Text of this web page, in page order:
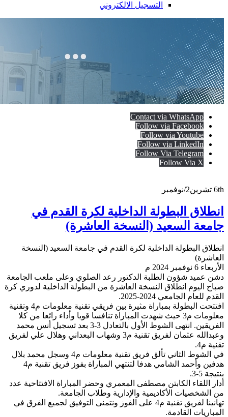
التسجيل الالكتروني
Contact via WhatsApp
Follow via Facebook
Follow via Youtube
Follow via LinkedIn
Follow Via Telegram
Follow Via X
6th تشرين2/نوفمبر
انطلاق البطولة الداخلية لكرة القدم في
جامعة السعيد (النسخة العاشرة)
انطلاق البطولة الداخلية لكرة القدم في جامعة السعيد (النسخة
العاشرة)
الأربعاء 6 نوفمبر 2024 م
دشن عميد شؤون الطلبة الدكتور رعد الصلوي وعلى ملعب الجامعة
صباح اليوم انطلاق النسخة العاشرة من البطولة الداخلية لدوري كرة
القدم للعام الجامعي 2024-2025.
افتتحت البطولة بمباراة مثيرة بين فريقي تقنية معلومات م4 وتقنية
معلومات م3 حيث شهدت المباراة تنافسا قويا وأداء رائعا من كلا
الفريقين. انتهى الشوط الأول بالتعادل 3-3 بعد تسجيل أنس محمد
وعبدالله عثمان لفريق تقنية م3 وشهاب البعداني وهلال علي لفريق
تقنية م4.
في الشوط الثاني تألق فريق تقنية معلومات م4 وسجل محمد بلال
هدفين وأحمد الشامي هدفا لتنتهي المباراة بفوز فريق تقنية م4
بنتيجة 5-3.
أدار اللقاء الكابتن مصطفى المعمري وحضر المباراة الافتتاحية عدد
من الشخصيات الأكاديمية والإدارية وطلاب الجامعة.
تهانينا لفريق تقنية م4 على الفوز ونتمنى التوفيق لجميع الفرق في
المباريات القادمة.